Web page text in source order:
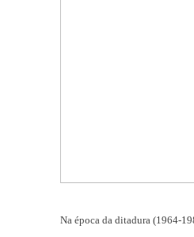
Na época da ditadura (1964-